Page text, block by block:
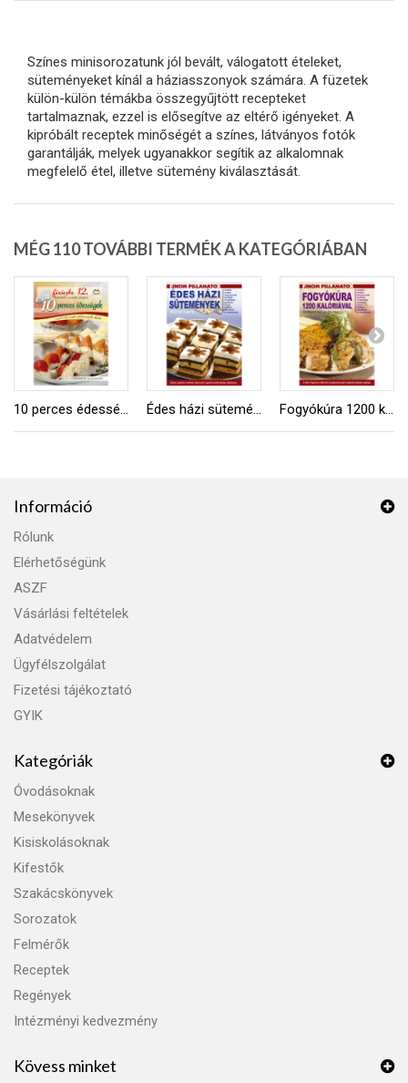
Színes minisorozatunk jól bevált, válogatott ételeket,
süteményeket kínál a háziasszonyok számára. A füzetek
külön-külön témákba összegyűjtött recepteket
tartalmaznak, ezzel is elősegítve az eltérő igényeket. A
kipróbált receptek minőségét a színes, látványos fotók
garantálják, melyek ugyanakkor segítik az alkalomnak
megfelelő étel, illetve sütemény kiválasztását.
MÉG 110 TOVÁBBI TERMÉK A KATEGÓRIÁBAN
10 perces édességek Édes házi sütemények Fogyókúra 1200 kalóriával
Információ
Rólunk
Elérhetőségünk
ASZF
Vásárlási feltételek
Adatvédelem
Ügyfélszolgálat
Fizetési tájékoztató
GYIK
Kategóriák
Óvodásoknak
Mesekönyvek
Kisiskolásoknak
Kifestők
Szakácskönyvek
Sorozatok
Felmérők
Receptek
Regények
Intézményi kedvezmény
Kövess minket